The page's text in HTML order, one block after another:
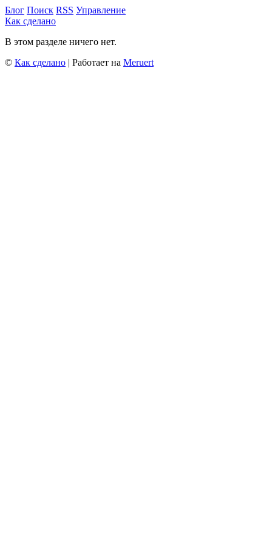
Блог Поиск RSS Управление
Как сделано
В этом разделе ничего нет.
© Как сделано | Работает на Meruert